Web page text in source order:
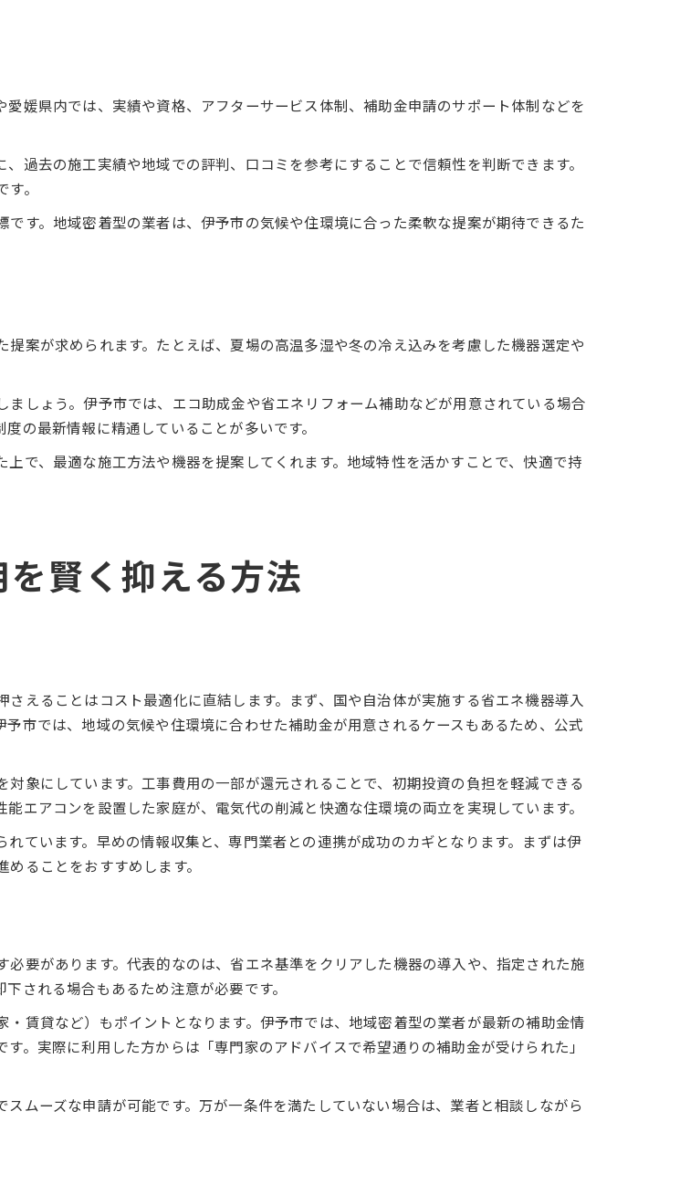
媛県内では、実績や資格、アフターサービス体制、補助金申請のサポート体制などを
過去の施工実績や地域での評判、口コミを参考にすることで信頼性を判断できます。
。
す。地域密着型の業者は、伊予市の気候や住環境に合った柔軟な提案が期待できるた
案が求められます。たとえば、夏場の高温多湿や冬の冷え込みを考慮した機器選定や
しょう。伊予市では、エコ助成金や省エネリフォーム補助などが用意されている場合
の最新情報に精通していることが多いです。
で、最適な施工方法や機器を提案してくれます。地域特性を活かすことで、快適で持
賢く抑える方法
えることはコスト最適化に直結します。まず、国や自治体が実施する省エネ機器導入
市では、地域の気候や住環境に合わせた補助金が用意されるケースもあるため、公式
象にしています。工事費用の一部が還元されることで、初期投資の負担を軽減できる
エアコンを設置した家庭が、電気代の削減と快適な住環境の両立を実現しています。
ています。早めの情報収集と、専門業者との連携が成功のカギとなります。まずは伊
ることをおすすめします。
要があります。代表的なのは、省エネ基準をクリアした機器の導入や、指定された施
される場合もあるため注意が必要です。
賃貸など）もポイントとなります。伊予市では、地域密着型の業者が最新の補助金情
。実際に利用した方からは「専門家のアドバイスで希望通りの補助金が受けられた」
ムーズな申請が可能です。万が一条件を満たしていない場合は、業者と相談しながら
ご応募はこちら
ご応募はこちら